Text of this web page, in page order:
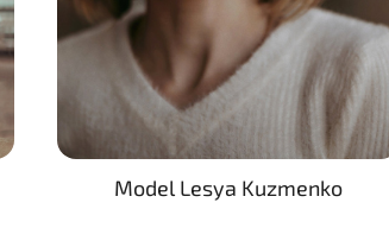
Model Lesya Kuzmenko